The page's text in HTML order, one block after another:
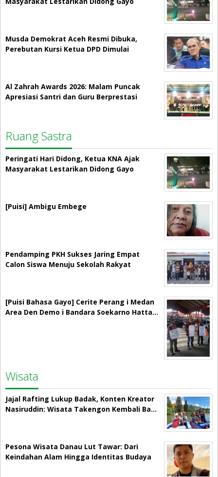
Musda Demokrat Aceh Resmi Dibuka,
Perebutan Kursi Ketua DPD Dimulai
Al Zahrah Awards 2026: Malam Puncak
Apresiasi Santri dan Guru Berprestasi
Ruang Sastra
Peringati Hari Didong, Ketua KNA Ajak
Masyarakat Lestarikan Didong Gayo
[Puisi] Ambigu Embege
Pendamping PKH Sukses Jaring Empat
Calon Siswa Menuju Sekolah Rakyat
[Puisi Bahasa Gayo] Cerite Perang i Medan
Area Den Demo i Bandara Soekarno Hatta…
Wisata
Jajal Rafting Lukup Badak, Konten Kreator
Nasiruddin: Wisata Takengon Kembali Ba…
Pesona Wisata Danau Lut Tawar: Dari
Keindahan Alam Hingga Identitas Budaya